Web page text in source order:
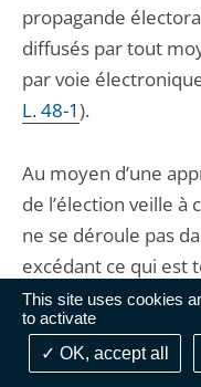
This site uses cookies
to activate
OK, accept all
propagande
diffusés par tout
par voie
L. 48-1).
Au moyen d’une
de l’élection veille à
ne se déroule pas
excédant ce qui est
polémique
sincérité du scrutin
Ainsi par exemple,